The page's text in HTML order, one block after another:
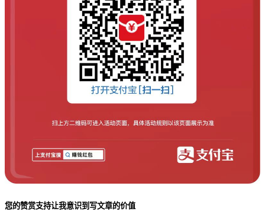
您的赞赏支持让我意识到写文章的价值